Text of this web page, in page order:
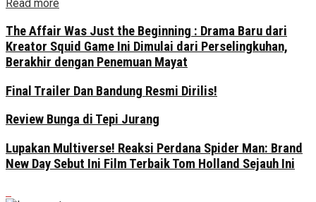
Read more
The Affair Was Just the Beginning : Drama Baru dari
Kreator Squid Game Ini Dimulai dari Perselingkuhan,
Berakhir dengan Penemuan Mayat
Final Trailer Dan Bandung Resmi Dirilis!
Review Bunga di Tepi Jurang
Lupakan Multiverse! Reaksi Perdana Spider Man: Brand
New Day Sebut Ini Film Terbaik Tom Holland Sejauh Ini